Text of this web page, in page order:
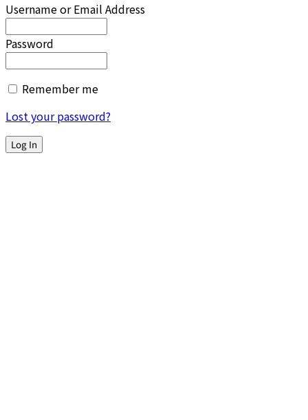
Username or Email Address
Password
Remember me
Lost your password?